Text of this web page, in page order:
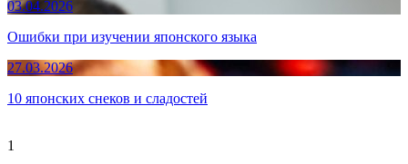
03.04.2026
Ошибки при изучении японского языка
27.03.2026
10 японских снеков и сладостей
1